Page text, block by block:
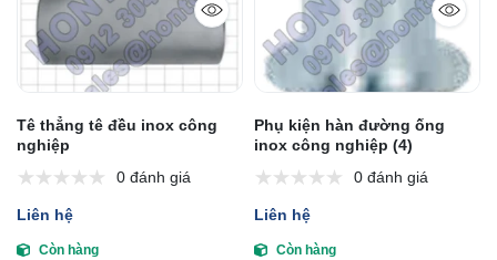
Tê thẳng tê đều inox công
nghiệp
0 đánh giá
Liên hệ
Còn hàng
Phụ kiện hàn đường ống
inox công nghiệp (4)
0 đánh giá
Liên hệ
Còn hàng